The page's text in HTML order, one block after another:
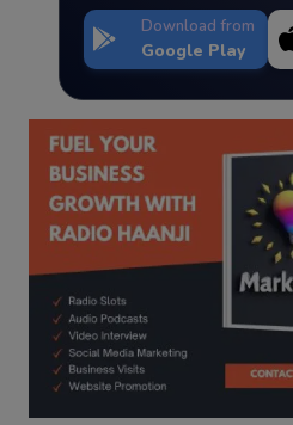
Download from
Google Play